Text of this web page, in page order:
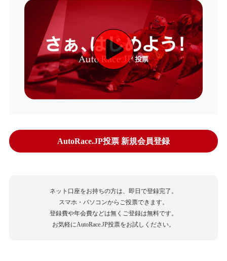
AutoRace.JP投票 新規会員登録
ネット口座をお持ちの方は、即日で登録完了。
スマホ・パソコンからご投票できます。
登録費や年会費などは無くご登録は無料です。
お気軽にAutoRace.JP投票をお試しください。